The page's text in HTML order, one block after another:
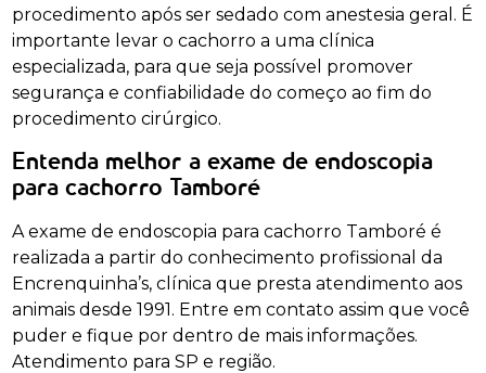
procedimento após ser sedado com anestesia geral. É
importante levar o cachorro a uma clínica
especializada, para que seja possível promover
segurança e confiabilidade do começo ao fim do
procedimento cirúrgico.
Entenda melhor a exame de endoscopia
para cachorro Tamboré
A exame de endoscopia para cachorro Tamboré é
realizada a partir do conhecimento profissional da
Encrenquinha’s, clínica que presta atendimento aos
animais desde 1991. Entre em contato assim que você
puder e fique por dentro de mais informações.
Atendimento para SP e região.